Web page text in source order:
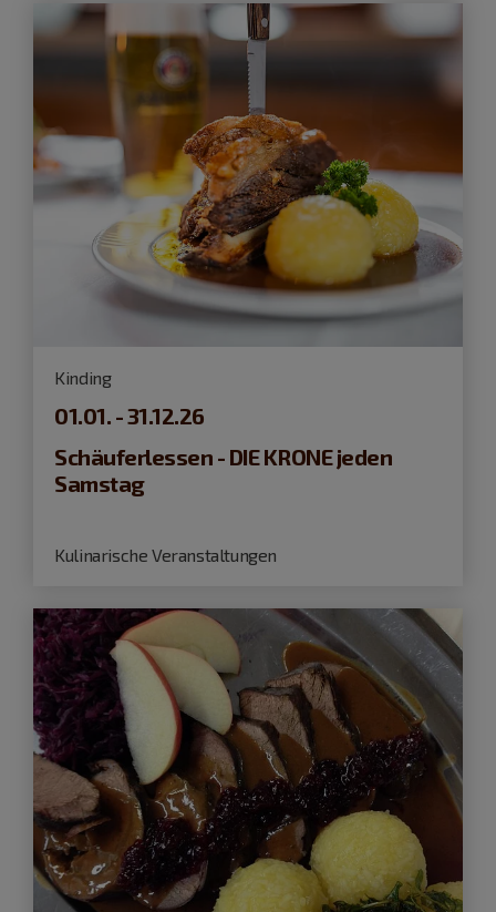
Kinding
01.01. - 31.12.26
Schäuferlessen - DIE KRONE jeden
Samstag
Kulinarische Veranstaltungen